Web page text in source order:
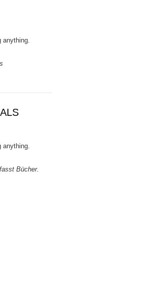
anything.
anything.
Bücher.